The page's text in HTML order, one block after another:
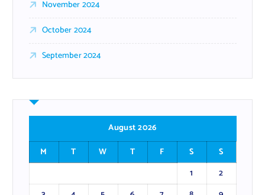
November 2024
October 2024
September 2024
August 2026
M
T W T F S
S
1
2